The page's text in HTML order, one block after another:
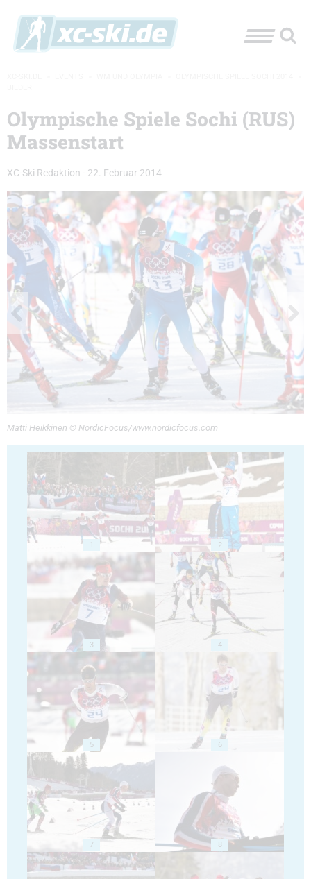
Olympische Spiele Sochi (RUS)
Massenstart
XC-Ski Redaktion - 22. Februar 2014
Matti Heikkinen © NordicFocus/www.nordicfocus.com
1 2
3 4
5 6
7 8